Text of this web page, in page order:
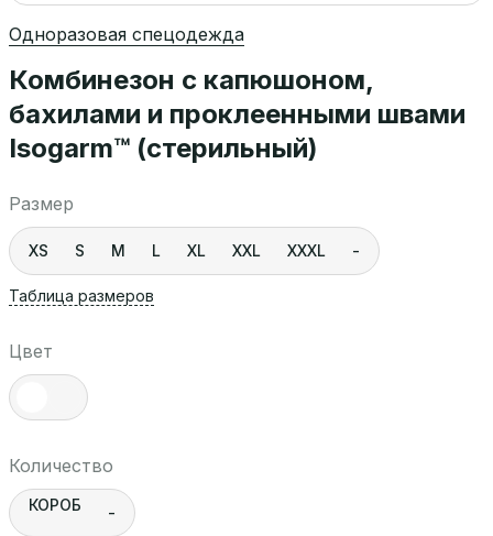
Одноразовая спецодежда
Комбинезон с капюшоном,
бахилами и проклеенными швами
Isogarm™ (стерильный)
Размер
XS S M L XL XXL XXXL -
Таблица размеров
Цвет
Количество
КОРОБ -